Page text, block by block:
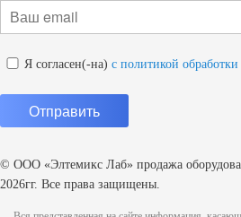
Я согласен(-на) с политикой
© ООО «Элтемикс Лаб» продажа
2026гг. Все права защищены.